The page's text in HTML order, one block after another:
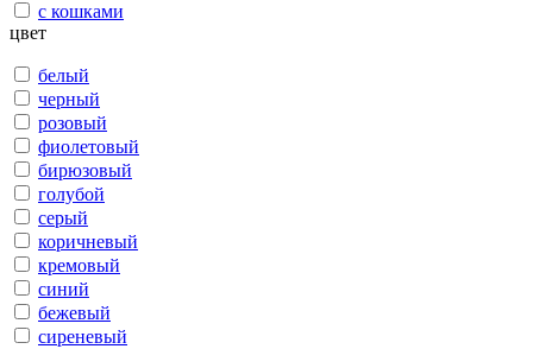
с кошками
цвет
белый
черный
розовый
фиолетовый
бирюзовый
голубой
серый
коричневый
кремовый
синий
бежевый
сиреневый